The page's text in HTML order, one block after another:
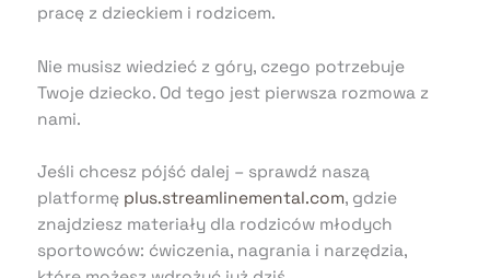
pracę z dzieckiem i rodzicem.
Nie musisz wiedzieć z góry, czego potrzebuje
Twoje dziecko. Od tego jest pierwsza rozmowa z
nami.
Jeśli chcesz pójść dalej – sprawdź naszą
platformę plus.streamlinemental.com, gdzie
znajdziesz materiały dla rodziców młodych
sportowców: ćwiczenia, nagrania i narzędzia,